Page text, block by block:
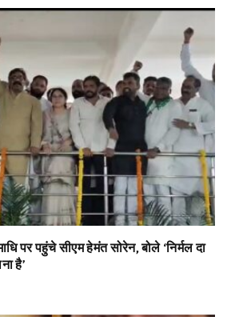
पर पहुंचे सीएम हेमंत सोरेन, बोले ‘निर्मल दा
है’